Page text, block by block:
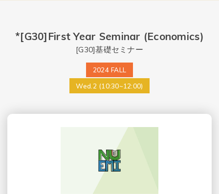
*[G30]First Year Seminar (Economics)
[G30]基礎セミナー
2024 FALL
Wed.2 (10:30~12:00)